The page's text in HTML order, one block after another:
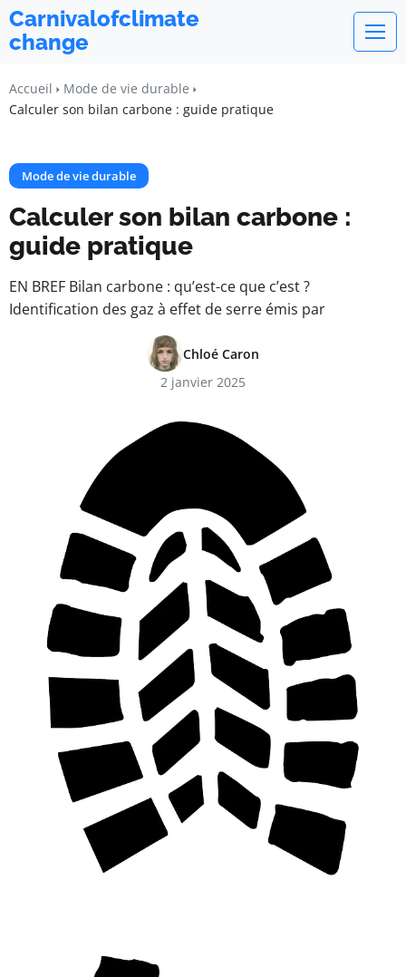
Carnivalofclimate
change
Accueil
Mode de vie durable
Calculer son bilan carbone : guide pratique
Mode de vie durable
Calculer son bilan carbone :
guide pratique
EN BREF Bilan carbone : qu’est-ce que c’est ?
Identification des gaz à effet de serre émis par
Chloé Caron
2 janvier 2025